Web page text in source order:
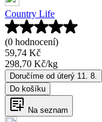
Country Life
(0 hodnocení)
59,74 Kč
298,70 Kč/kg
Doručíme od úterý 11. 8.
Do košíku
Na seznam